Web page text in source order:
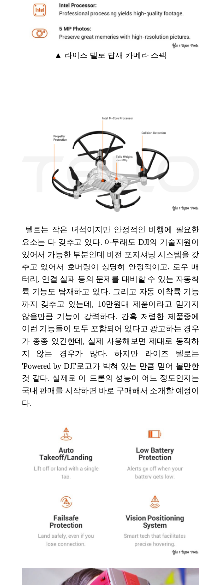
▲ 라이즈 텔로 탑재 카메라 스펙
텔로는 작은 녀석이지만 안정적인 비행에 필요한
요소는 다 갖추고 있다. 아무래도 DJI의 기술지원이
있어서 가능한 부분인데 비전 포지셔닝 시스템을 갖
추고 있어서 호버링이 상당히 안정적이고, 로우 배
터리, 연결 실패 등의 문제를 대비할 수 있는 자동착
륙 기능도 탑재하고 있다. 그리고 자동 이착륙 기능
까지 갖추고 있는데, 10만원대 제품이라고 믿기지
않을만큼 기능이 강력하다. 간혹 저렴한 제품중에
이런 기능들이 모두 포함되어 있다고 광고하는 경우
가 종종 있긴한데, 실제 사용해보면 제대로 동작하
지 않는 경우가 많다. 하지만 라이즈 텔로는
'Powered by DJI'로고가 박혀 있는 만큼 믿어 볼만한
것 같다. 실제로 이 드론의 성능이 어느 정도인지는
국내 판매를 시작하면 바로 구매해서 소개할 예정이
다.